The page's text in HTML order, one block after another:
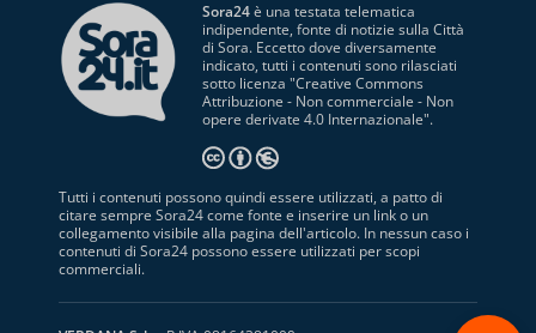
Sora24è una testata telematica
indipendente, fonte di notizie sulla Città
di Sora. Eccetto dove diversamente
indicato, tutti i contenuti sono rilasciati
sotto licenza "Creative Commons
Attribuzione - Non commerciale - Non
opere derivate 4.0 Internazionale".
Tutti i contenuti possono quindi essere utilizzati, a patto di
citare sempre Sora24 come fonte e inserire un link o un
collegamento visibile alla pagina dell'articolo. In nessun caso i
contenuti di Sora24 possono essere utilizzati per scopi
commerciali.